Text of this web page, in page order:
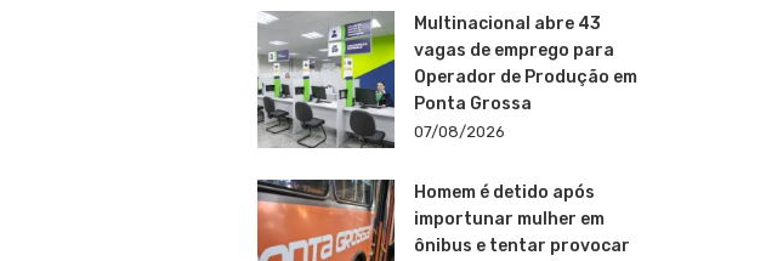
Multinacional abre 43
vagas de emprego para
Operador de Produção em
Ponta Grossa
07/08/2026
Homem é detido após
importunar mulher em
ônibus e tentar provocar